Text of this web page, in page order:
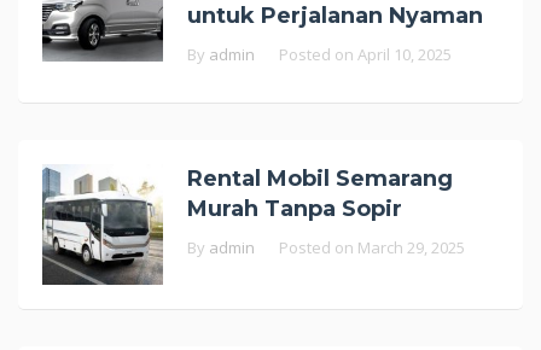
untuk Perjalanan Nyaman
By admin Posted on April 10, 2025
Rental Mobil Semarang
Murah Tanpa Sopir
By admin Posted on March 29, 2025